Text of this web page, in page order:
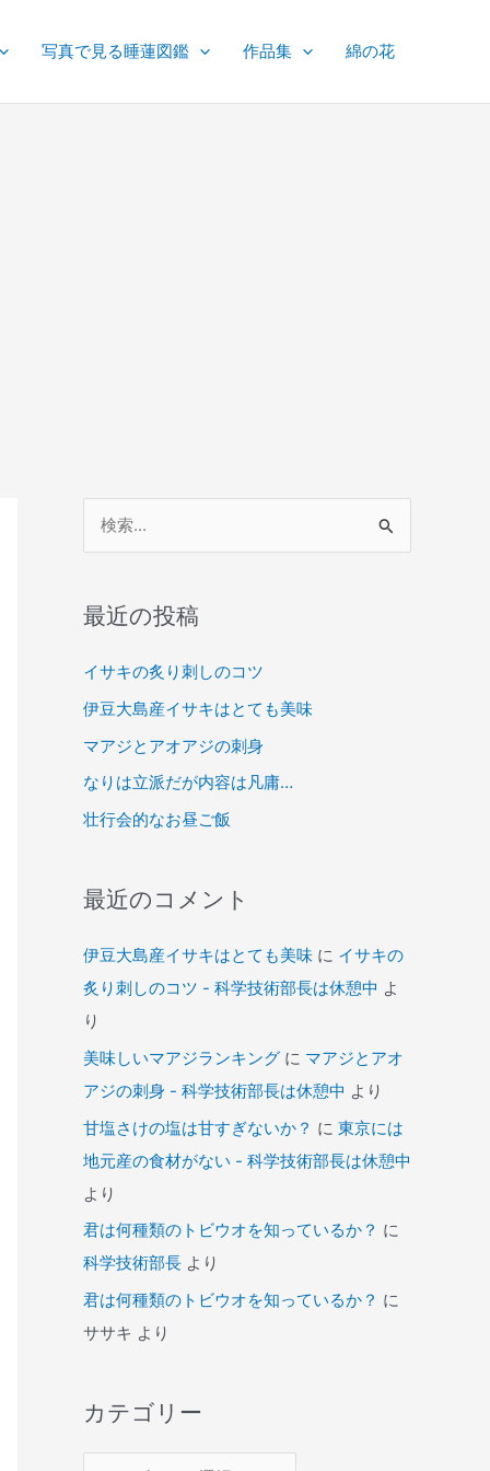
写真で見る睡蓮図鑑 作品集 綿の花
象
最近の投稿
イサキの炙り刺しのコツ
伊豆大島産イサキはとても美味
マアジとアオアジの刺身
なりは立派だが内容は凡庸…
壮行会的なお昼ご飯
最近のコメント
伊豆大島産イサキはとても美味 に イサキの
炙り刺しのコツ - 科学技術部長は休憩中 よ
り
美味しいマアジランキング に マアジとアオ
アジの刺身 - 科学技術部長は休憩中 より
甘塩さけの塩は甘すぎないか？ に 東京には
地元産の食材がない - 科学技術部長は休憩中
より
君は何種類のトビウオを知っているか？ に
科学技術部長 より
君は何種類のトビウオを知っているか？ に
ササキ より
カテゴリー